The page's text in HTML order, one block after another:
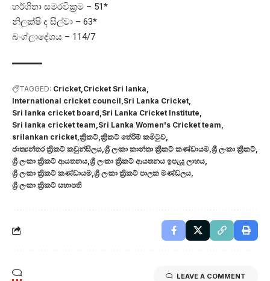
හර්ශිතා සමරවික්‍රම – 51*
නිලක්ෂි ද සිල්වා – 63*
බංග්ලාදේශය – 114/7
TAGGED: Cricket Cricket Sri lanka
International cricket council Sri Lanka Cricket
Sri lanka cricket board Sri Lanka Cricket Institute
Sri lanka cricket team Sri Lanka Women's Cricket team
srilankan cricket ක්‍රිකට් ක්‍රිකට් තේරීම් කමිටුව
ජාත්‍යන්තර ක්‍රිකට් කවුන්සිලය ශ්‍රී ලංකා කාන්තා ක්‍රිකට් කණ්ඩායම ශ්‍රී ලංකා ක්‍රිකට්
ශ්‍රී ලංකා ක්‍රිකට් ආයතනය ශ්‍රී ලංකා ක්‍රිකට් ආයතනය ඉපැයූ ලාභය
ශ්‍රී ලංකා ක්‍රිකට් කණ්ඩායම ශ්‍රී ලංකා ක්‍රිකට් පාලක මණ්ඩලය
ශ්‍රී ලංකා ක්‍රිකට් සභාපති
LEAVE A COMMENT